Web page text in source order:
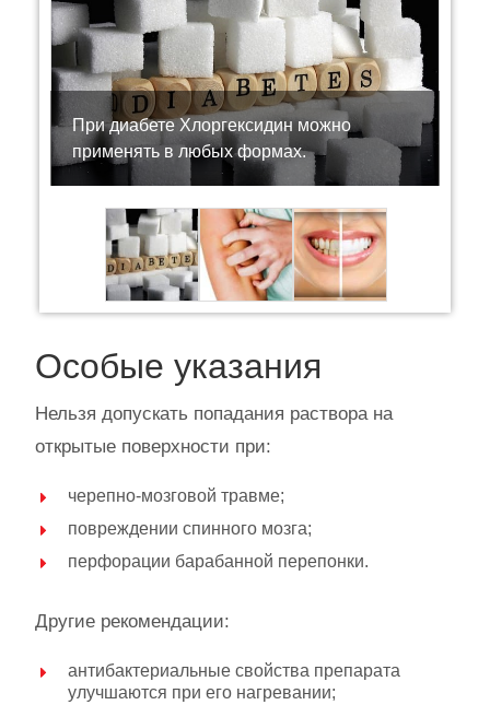
При диабете Хлоргексидин можно
применять в любых формах.
Особые указания
Нельзя допускать попадания раствора на
открытые поверхности при:
черепно-мозговой травме;
повреждении спинного мозга;
перфорации барабанной перепонки.
Другие рекомендации:
антибактериальные свойства препарата
улучшаются при его нагревании;